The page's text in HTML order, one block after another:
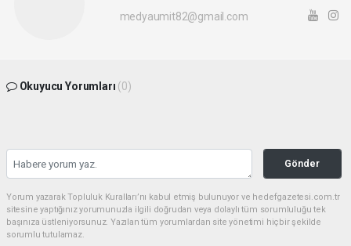
medyaumit82@gmail.com
Okuyucu Yorumları (0)
Gönder
Yorum yazarak Topluluk Kuralları’nı kabul etmiş bulunuyor ve hedefgazetesi.com.tr
sitesine yaptığınız yorumunuzla ilgili doğrudan veya dolaylı tüm sorumluluğu tek
başınıza üstleniyorsunuz. Yazılan tüm yorumlardan site yönetimi hiçbir şekilde
sorumlu tutulamaz.